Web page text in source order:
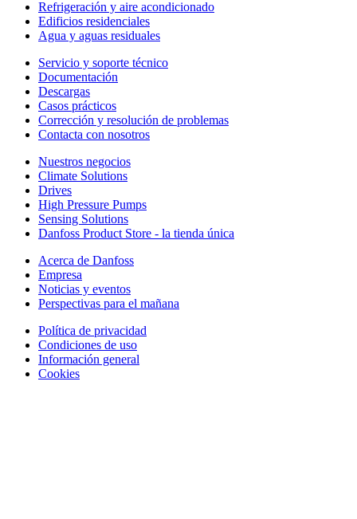
Refrigeración y aire acondicionado
Edificios residenciales
Agua y aguas residuales
Servicio y soporte técnico
Documentación
Descargas
Casos prácticos
Corrección y resolución de problemas
Contacta con nosotros
Nuestros negocios
Climate Solutions
Drives
High Pressure Pumps
Sensing Solutions
Danfoss Product Store - la tienda única
Acerca de Danfoss
Empresa
Noticias y eventos
Perspectivas para el mañana
Política de privacidad
Condiciones de uso
Información general
Cookies